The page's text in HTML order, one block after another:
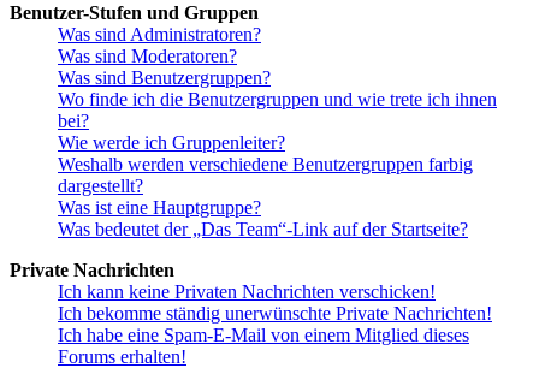
Benutzer-Stufen und Gruppen
Was sind Administratoren?
Was sind Moderatoren?
Was sind Benutzergruppen?
Wo finde ich die Benutzergruppen und wie trete ich ihnen
bei?
Wie werde ich Gruppenleiter?
Weshalb werden verschiedene Benutzergruppen farbig
dargestellt?
Was ist eine Hauptgruppe?
Was bedeutet der „Das Team“-Link auf der Startseite?
Private Nachrichten
Ich kann keine Privaten Nachrichten verschicken!
Ich bekomme ständig unerwünschte Private Nachrichten!
Ich habe eine Spam-E-Mail von einem Mitglied dieses
Forums erhalten!